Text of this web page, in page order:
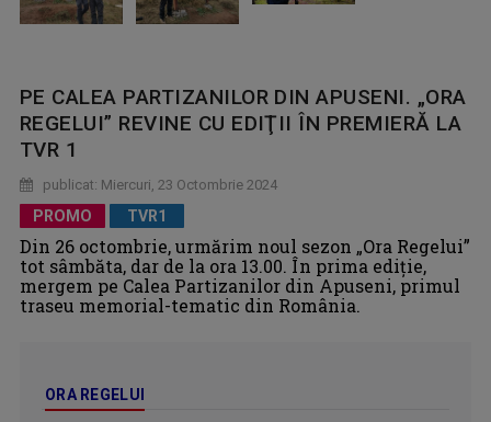
PE CALEA PARTIZANILOR DIN APUSENI. „ORA
REGELUI” REVINE CU EDIŢII ÎN PREMIERĂ LA
TVR 1
publicat: Miercuri, 23 Octombrie 2024
PROMO TVR1
Din 26 octombrie, urmărim noul sezon „Ora Regelui”
tot sâmbăta, dar de la ora 13.00. În prima ediţie,
mergem pe Calea Partizanilor din Apuseni, primul
traseu memorial-tematic din România.
ORA REGELUI